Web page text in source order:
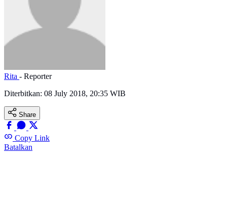
Rita - Reporter
Diterbitkan: 08 July 2018, 20:35 WIB
Share
Copy Link
Batalkan